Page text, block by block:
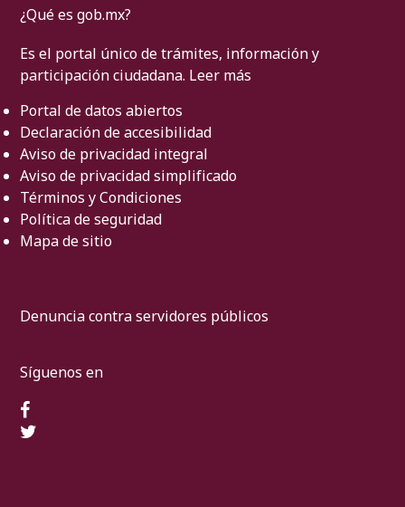
¿Qué es gob.mx?
Es el portal único de trámites, información y
participación ciudadana. Leer más
Portal de datos abiertos
Declaración de accesibilidad
Aviso de privacidad integral
Aviso de privacidad simplificado
Términos y Condiciones
Política de seguridad
Mapa de sitio
Denuncia contra servidores públicos
Síguenos en